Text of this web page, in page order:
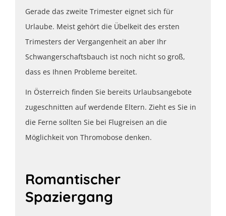
Gerade das zweite Trimester eignet sich für
Urlaube. Meist gehört die Übelkeit des ersten
Trimesters der Vergangenheit an aber Ihr
Schwangerschaftsbauch ist noch nicht so groß,
dass es Ihnen Probleme bereitet.
In Österreich finden Sie bereits Urlaubsangebote
zugeschnitten auf werdende Eltern. Zieht es Sie in
die Ferne sollten Sie bei Flugreisen an die
Möglichkeit von Thromobose denken.
Romantischer
Spaziergang